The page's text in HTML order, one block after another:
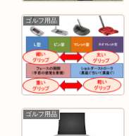
ゴルフ用品
ゴルフ用品